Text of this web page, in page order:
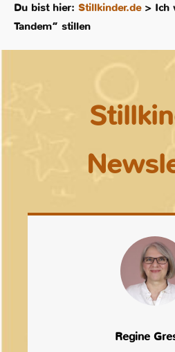
Du bist hier: Stillkinder.de> Ich
Tandem” stillen
Regine